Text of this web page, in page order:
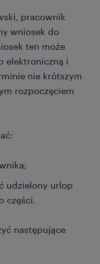
pracownik
wniosek do
ten może
elektroniczną i
nie krótszym
rozpoczęciem
udzielony urlop
części.
następujące